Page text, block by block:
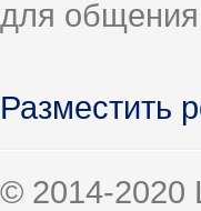
для
Разместить
© 2014-2020